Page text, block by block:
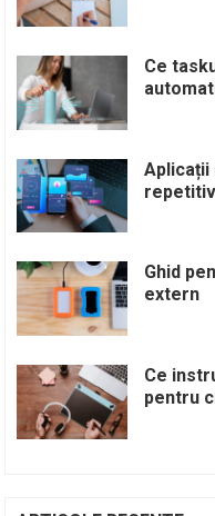
Ce
Aplicații
Ghid
extern
Ce
pentru